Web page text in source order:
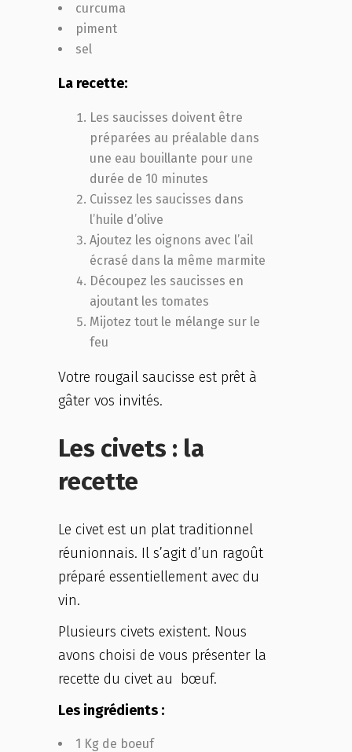
curcuma
piment
sel
La recette:
Les saucisses doivent être
préparées au préalable dans
une eau bouillante pour une
durée de 10 minutes
Cuissez les saucisses dans
l’huile d’olive
Ajoutez les oignons avec l’ail
écrasé dans la même marmite
Découpez les saucisses en
ajoutant les tomates
Mijotez tout le mélange sur le
feu
Votre rougail saucisse est prêt à
gâter vos invités.
Les civets : la
recette
Le civet est un plat traditionnel
réunionnais. Il s’agit d’un ragoût
préparé essentiellement avec du
vin.
Plusieurs civets existent. Nous
avons choisi de vous présenter la
recette du civet au bœuf.
Les ingrédients :
1 Kg de boeuf